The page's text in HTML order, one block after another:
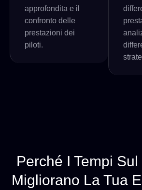
approfondita e il
confronto delle
prestazioni dei
piloti.
Perché I Tempi
Migliorano La Tua